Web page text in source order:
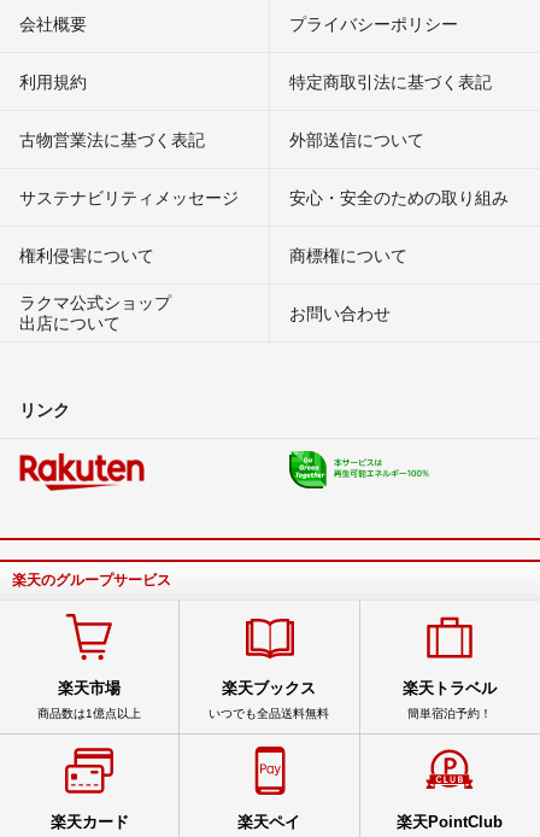
会社概要 プライバシーポリシー
利用規約 特定商取引法に基づく表記
古物営業法に基づく表記 外部送信について
サステナビリティメッセージ 安心・安全のための取り組み
権利侵害について
商標権について
ラクマ公式ショップ
出店について
お問い合わせ
リンク
楽天のグループサービス
楽天市場
商品数は1億点以上
楽天ブックス
いつでも全品送料無料
楽天トラベル
簡単宿泊予約！
楽天カード 楽天ペイ 楽天PointClub